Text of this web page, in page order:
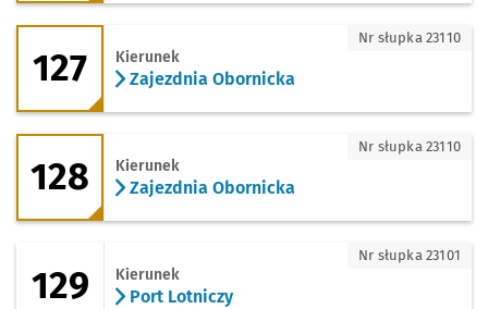
127 - kierunek Zajezdnia Obornicka
127 Kierunek
Zajezdnia Obornicka
Nr słupka 23110
128 - kierunek Zajezdnia Obornicka
128 Kierunek
Zajezdnia Obornicka
Nr słupka 23110
129 Kierunek
Port Lotniczy
Nr słupka 23101